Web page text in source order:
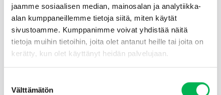
jaamme sosiaalisen median, mainosalan ja analytiikka-
alan kumppaneillemme tietoja siitä, miten käytät
sivustoamme. Kumppanimme voivat yhdistää näitä
tietoja muihin tietoihin, joita olet antanut heille tai joita on
kerätty, kun olet käyttänyt heidän palvelujaan.
valinta
Välttämätön
mehiläisiä, kimalaisia ym.
Istuta enemmän kukkivia pensaita ja puita niin omassa
puutarhassasi kuin puistoissa ym.
Jätä osa hiekkaisista maapohjista koskemattomaksi
Luo monimuotoinen maisema